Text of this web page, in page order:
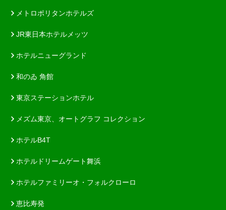
メトロポリタンホテルズ
JR東日本ホテルメッツ
ホテルニューグランド
和のゐ 角館
東京ステーションホテル
メズム東京、オートグラフ コレクション
ホテルB4T
ホテルドリームゲート舞浜
ホテルファミリーオ・フォルクローロ
恵比寿発